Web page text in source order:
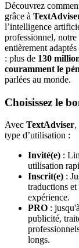
Découvrez
grâce à
l’intelligence
professionnel,
entièrement
: plus de 130
couramment le
parlées au monde.
Choisissez le
Avec TextAdviser,
type d’utilisation :
Invité(e) :
utilisation
Inscrit(e) :
traductions
expérience.
PRO :
publicité,
longs.